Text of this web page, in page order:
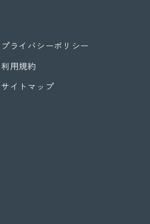
プライバシーポリシー
利用規約
サイトマップ